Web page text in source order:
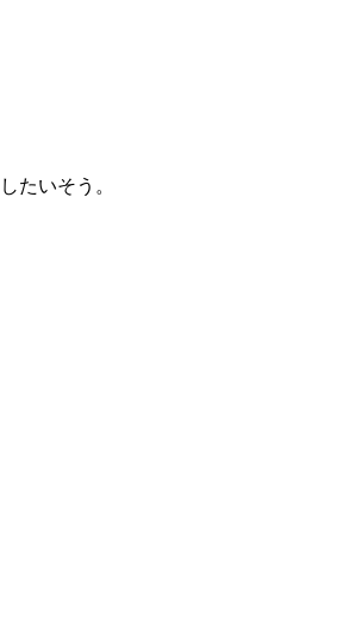
たいそう。